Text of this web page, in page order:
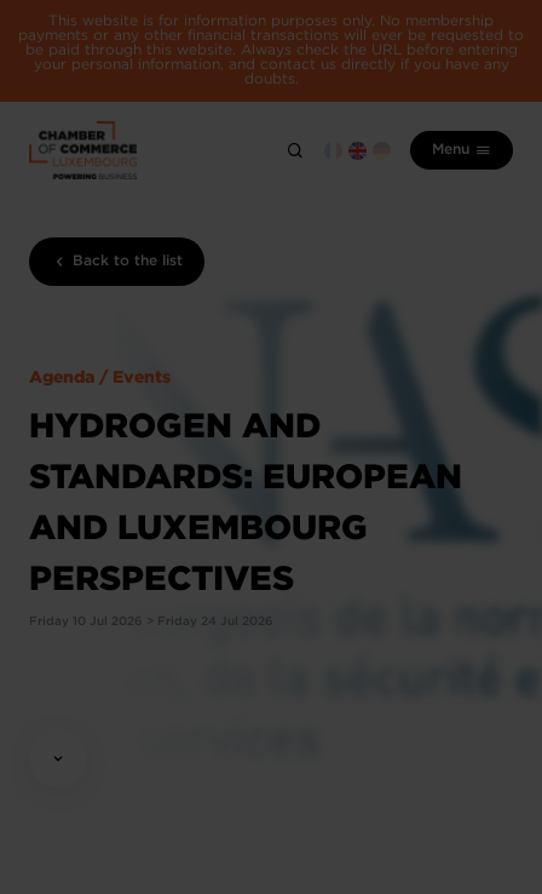
This website is for information purposes only. No membership
payments or any other financial transactions will ever be requested to
be paid through this website. Always check the URL before entering
your personal information, and contact us directly if you have any
doubts.
Menu
Back to the list
Agenda / Events
HYDROGEN AND
STANDARDS: EUROPEAN
AND LUXEMBOURG
PERSPECTIVES
Friday 10 Jul 2026 > Friday 24 Jul 2026